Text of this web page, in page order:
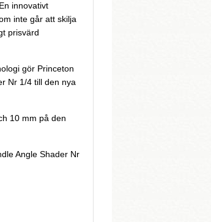
innovativt
inte går att skilja
prisvärd
gör Princeton
Nr 1/4 till den nya
10 mm på den
Angle Shader Nr